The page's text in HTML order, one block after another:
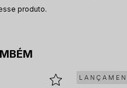
produto.